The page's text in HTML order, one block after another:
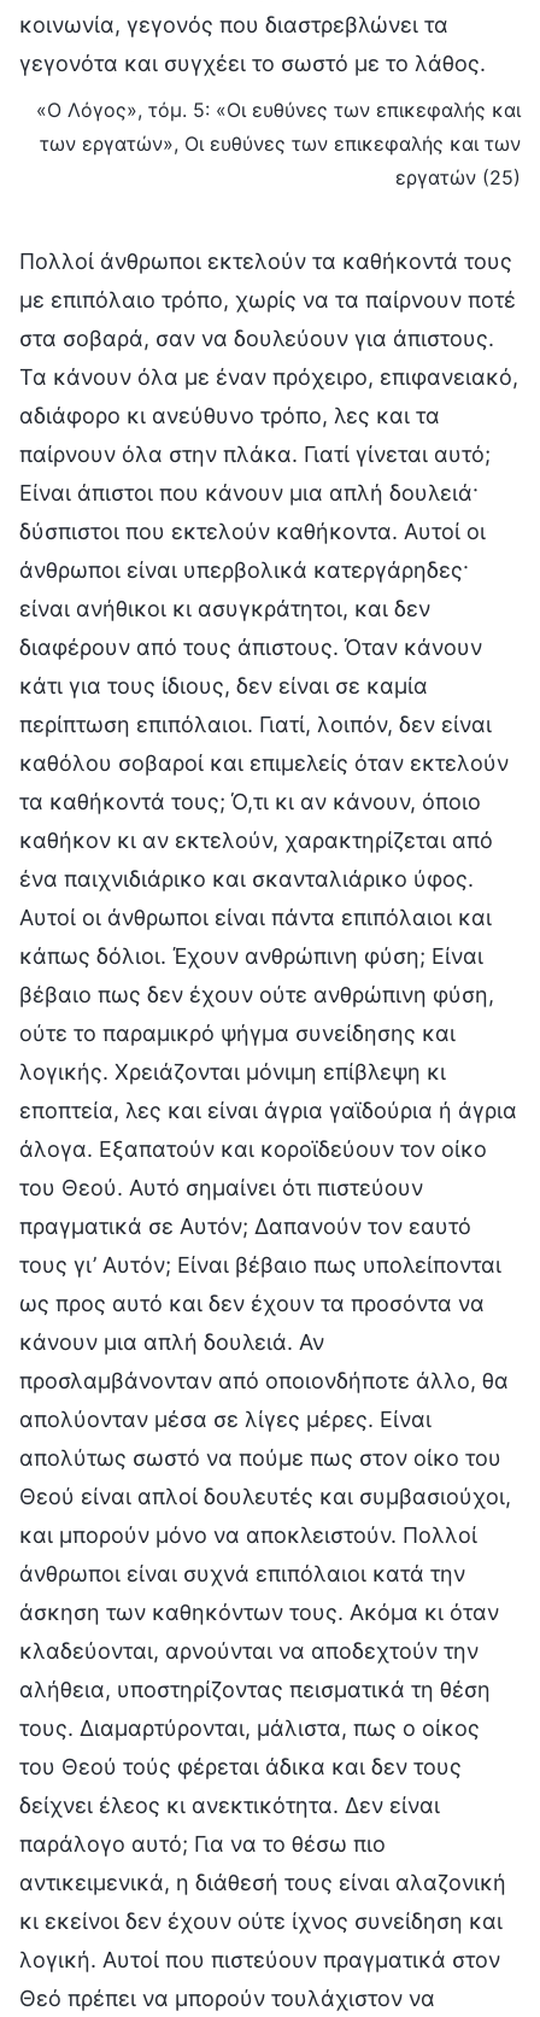
κοινωνία, γεγονός που διαστρεβλώνει τα
γεγονότα και συγχέει το σωστό με το λάθος.
«Ο Λόγος», τόμ. 5: «Οι ευθύνες των επικεφαλής και
των εργατών», Οι ευθύνες των επικεφαλής και των
εργατών (25)
Πολλοί άνθρωποι εκτελούν τα καθήκοντά τους
με επιπόλαιο τρόπο, χωρίς να τα παίρνουν ποτέ
στα σοβαρά, σαν να δουλεύουν για άπιστους.
Τα κάνουν όλα με έναν πρόχειρο, επιφανειακό,
αδιάφορο κι ανεύθυνο τρόπο, λες και τα
παίρνουν όλα στην πλάκα. Γιατί γίνεται αυτό;
Είναι άπιστοι που κάνουν μια απλή δουλειά·
δύσπιστοι που εκτελούν καθήκοντα. Αυτοί οι
άνθρωποι είναι υπερβολικά κατεργάρηδες·
είναι ανήθικοι κι ασυγκράτητοι, και δεν
διαφέρουν από τους άπιστους. Όταν κάνουν
κάτι για τους ίδιους, δεν είναι σε καμία
περίπτωση επιπόλαιοι. Γιατί, λοιπόν, δεν είναι
καθόλου σοβαροί και επιμελείς όταν εκτελούν
τα καθήκοντά τους; Ό,τι κι αν κάνουν, όποιο
καθήκον κι αν εκτελούν, χαρακτηρίζεται από
ένα παιχνιδιάρικο και σκανταλιάρικο ύφος.
Αυτοί οι άνθρωποι είναι πάντα επιπόλαιοι και
κάπως δόλιοι. Έχουν ανθρώπινη φύση; Είναι
βέβαιο πως δεν έχουν ούτε ανθρώπινη φύση,
ούτε το παραμικρό ψήγμα συνείδησης και
λογικής. Χρειάζονται μόνιμη επίβλεψη κι
εποπτεία, λες και είναι άγρια γαϊδούρια ή άγρια
άλογα. Εξαπατούν και κοροϊδεύουν τον οίκο
του Θεού. Αυτό σημαίνει ότι πιστεύουν
πραγματικά σε Αυτόν; Δαπανούν τον εαυτό
τους γι’ Αυτόν; Είναι βέβαιο πως υπολείπονται
ως προς αυτό και δεν έχουν τα προσόντα να
κάνουν μια απλή δουλειά. Αν
προσλαμβάνονταν από οποιονδήποτε άλλο, θα
απολύονταν μέσα σε λίγες μέρες. Είναι
απολύτως σωστό να πούμε πως στον οίκο του
Θεού είναι απλοί δουλευτές και συμβασιούχοι,
και μπορούν μόνο να αποκλειστούν. Πολλοί
άνθρωποι είναι συχνά επιπόλαιοι κατά την
άσκηση των καθηκόντων τους. Ακόμα κι όταν
κλαδεύονται, αρνούνται να αποδεχτούν την
αλήθεια, υποστηρίζοντας πεισματικά τη θέση
τους. Διαμαρτύρονται, μάλιστα, πως ο οίκος
του Θεού τούς φέρεται άδικα και δεν τους
δείχνει έλεος κι ανεκτικότητα. Δεν είναι
παράλογο αυτό; Για να το θέσω πιο
αντικειμενικά, η διάθεσή τους είναι αλαζονική
κι εκείνοι δεν έχουν ούτε ίχνος συνείδηση και
λογική. Αυτοί που πιστεύουν πραγματικά στον
Θεό πρέπει να μπορούν τουλάχιστον να